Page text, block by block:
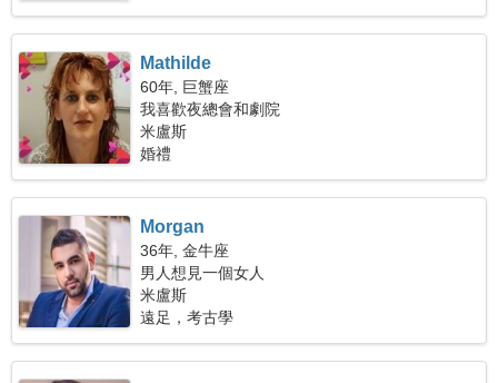
Mathilde
60年, 巨蟹座
我喜歡夜總會和劇院
米盧斯
婚禮
Morgan
36年, 金牛座
男人想見一個女人
米盧斯
遠足，考古學